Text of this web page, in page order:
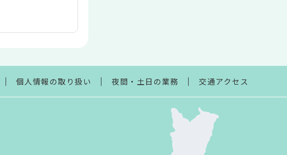
個人情報の取り扱い 夜間・土日の業務 交通アクセス